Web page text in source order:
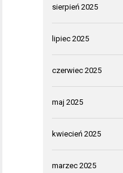
sierpień 2025
lipiec 2025
czerwiec 2025
maj 2025
kwiecień 2025
marzec 2025